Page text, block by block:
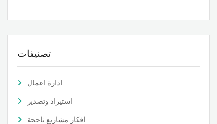
تصنيفات
ادارة اعمال
استيراد وتصدير
افكار مشاريع ناجحة